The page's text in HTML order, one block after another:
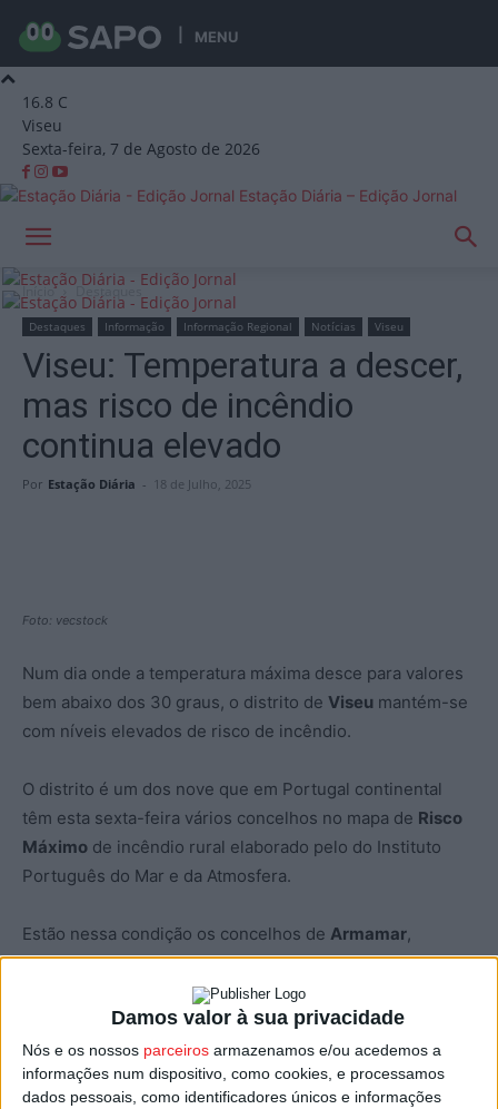
Damos valor à sua privacidade
Nós e os nossos parceiros armazenamos e/ou acedemos a
informações num dispositivo, como cookies, e processamos
dados pessoais, como identificadores únicos e informações
MENU
16.8 C
Viseu
Sexta-feira, 7 de Agosto de 2026
Estação Diária – Edição Jornal
Início Destaques
Destaques Informação Informação Regional Notícias Viseu
Viseu: Temperatura a descer,
mas risco de incêndio
continua elevado
Por Estação Diária - 18 de Julho, 2025
Foto: vecstock
Num dia onde a temperatura máxima desce para valores
bem abaixo dos 30 graus, o distrito de Viseu mantém-se
com níveis elevados de risco de incêndio.
O distrito é um dos nove que em Portugal continental
têm esta sexta-feira vários concelhos no mapa de Risco
Máximo de incêndio rural elaborado pelo do Instituto
Português do Mar e da Atmosfera.
Estão nessa condição os concelhos de Armamar,
Tabuaço,São João da Pesqueira,Penedono,
Moimenta da Beira.
Os restantes 18 concelhos de Viseu estão no segundo
nível, em situação de Risco Muito Elevado de incêndio.